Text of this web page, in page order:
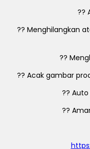
??
?? Menghilangkan
??
?? Acak gambar
??
??